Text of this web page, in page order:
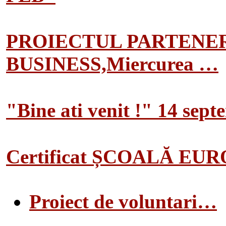
PROIECTUL
BUSINESS,Miercurea …
"Bine ati venit !" 14
Certificat ȘCOALĂ
Proiect de voluntari…